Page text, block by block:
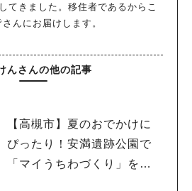
てきました。移住者であるからこ
んにお届けします。
んさんの他の記事
【高槻市】夏のおでかけに
ぴったり！安満遺跡公園で
「マイうちわづくり」を開